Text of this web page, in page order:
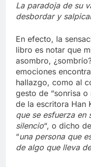
La paradoja de su
desbordar y
En efecto, la
libro es notar que
asombro,
emociones
hallazgo, como al
gesto de “sonrisa o
de la escritora Han
que se esfuerza en
silencio“, o dicho
“una persona que
de algo que lleva